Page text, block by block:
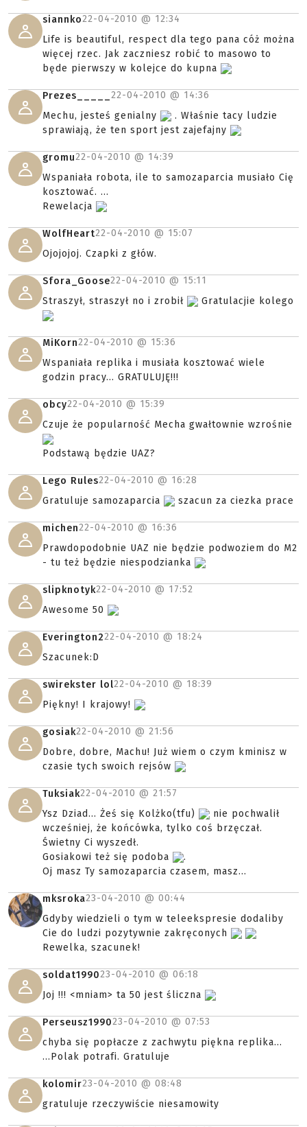
siannko22-04-2010 @ 12:34
Life is beautiful, respect dla tego pana cóż można
więcej rzec. Jak zaczniesz robić to masowo to
będe pierwszy w kolejce do kupna
Prezes_____ 22-04-2010 @ 14:36
Mechu, jesteś genialny
. Właśnie tacy ludzie
sprawiają, że ten sport jest zajefajny
gromu22-04-2010 @ 14:39
Wspaniała robota, ile to samozaparcia musiało Cię
kosztować. ...
Rewelacja
WolfHeart22-04-2010 @ 15:07
Ojojojoj. Czapki z głów.
Sfora_Goose22-04-2010 @ 15:11
Straszył, straszył no i zrobił
Gratulacjie kolego
MiKorn22-04-2010 @ 15:36
Wspaniała replika i musiała kosztować wiele
godzin pracy... GRATULUJĘ!!!
obcy22-04-2010 @ 15:39
Czuje że popularność Mecha gwałtownie wzrośnie
Podstawą będzie UAZ?
Lego Rules22-04-2010 @ 16:28
Gratuluje samozaparcia
szacun za ciezka prace
michen22-04-2010 @ 16:36
Prawdopodobnie UAZ nie będzie podwoziem do M2
- tu też będzie niespodzianka
slipknotyk22-04-2010 @ 17:52
Awesome 50
Everington222-04-2010 @ 18:24
Szacunek:D
swirekster lol22-04-2010 @ 18:39
Piękny! I krajowy!
gosiak22-04-2010 @ 21:56
Dobre, dobre, Machu! Już wiem o czym kminisz w
czasie tych swoich rejsów
Tuksiak22-04-2010 @ 21:57
Ysz Dziad... Żeś się Kolżko(tfu)
nie pochwalił
wcześniej, że końcówka, tylko coś brzęczał.
Świetny Ci wyszedł.
Gosiakowi też się podoba
.
Oj masz Ty samozaparcia czasem, masz...
mksroka23-04-2010 @ 00:44
Gdyby wiedzieli o tym w teleekspresie dodaliby
Cie do ludzi pozytywnie zakręconych
Rewelka, szacunek!
soldat199023-04-2010 @ 06:18
Joj !!! <mniam> ta 50 jest śliczna
Perseusz199023-04-2010 @ 07:53
chyba się popłacze z zachwytu piękna replika...
...Polak potrafi. Gratuluje
kolomir23-04-2010 @ 08:48
gratuluje rzeczywiście niesamowity